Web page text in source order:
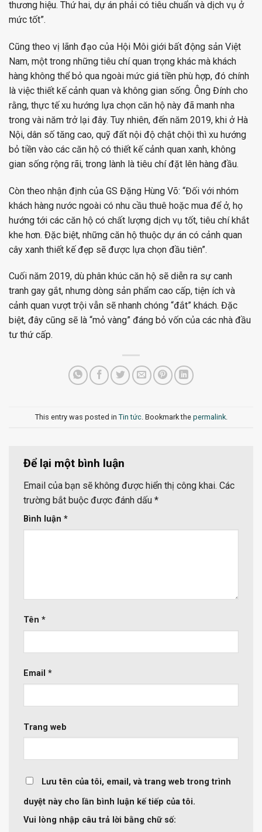
thương hiệu. Thứ hai, dự án phải có tiêu chuẩn và dịch vụ ở
mức tốt”.
Cũng theo vị lãnh đạo của Hội Môi giới bất động sản Việt
Nam, một trong những tiêu chí quan trọng khác mà khách
hàng không thể bỏ qua ngoài mức giá tiền phù hợp, đó chính
là việc thiết kế cảnh quan và không gian sống. Ông Đính cho
rằng, thực tế xu hướng lựa chọn căn hộ này đã manh nha
trong vài năm trở lại đây. Tuy nhiên, đến năm 2019, khi ở Hà
Nội, dân số tăng cao, quỹ đất nội độ chật chội thì xu hướng
bỏ tiền vào các căn hộ có thiết kế cảnh quan xanh, không
gian sống rộng rãi, trong lành là tiêu chí đặt lên hàng đầu.
Còn theo nhận định của GS Đặng Hùng Võ: “Đối với nhóm
khách hàng nước ngoài có nhu cầu thuê hoặc mua để ở, họ
hướng tới các căn hộ có chất lượng dịch vụ tốt, tiêu chí khắt
khe hơn. Đặc biệt, những căn hộ thuộc dự án có cảnh quan
cây xanh thiết kế đẹp sẽ được lựa chọn đầu tiên”.
Cuối năm 2019, dù phân khúc căn hộ sẽ diễn ra sự canh
tranh gay gắt, nhưng dòng sản phẩm cao cấp, tiện ích và
cảnh quan vượt trội vẫn sẽ nhanh chóng “đắt” khách. Đặc
biệt, đây cũng sẽ là “mỏ vàng” đáng bỏ vốn của các nhà đầu
tư thứ cấp.
This entry was posted in Tin tức. Bookmark the permalink.
Để lại một bình luận
Email của bạn sẽ không được hiển thị công khai. Các
trường bắt buộc được đánh dấu *
Bình luận *
Tên *
Email *
Trang web
Lưu tên của tôi, email, và trang web trong trình
duyệt này cho lần bình luận kế tiếp của tôi.
Vui lòng nhập câu trả lời bằng chữ số: